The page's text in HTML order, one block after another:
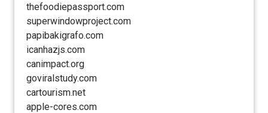
thefoodiepassport.com
superwindowproject.com
papibakigrafo.com
icanhazjs.com
canimpact.org
goviralstudy.com
cartourism.net
apple-cores.com